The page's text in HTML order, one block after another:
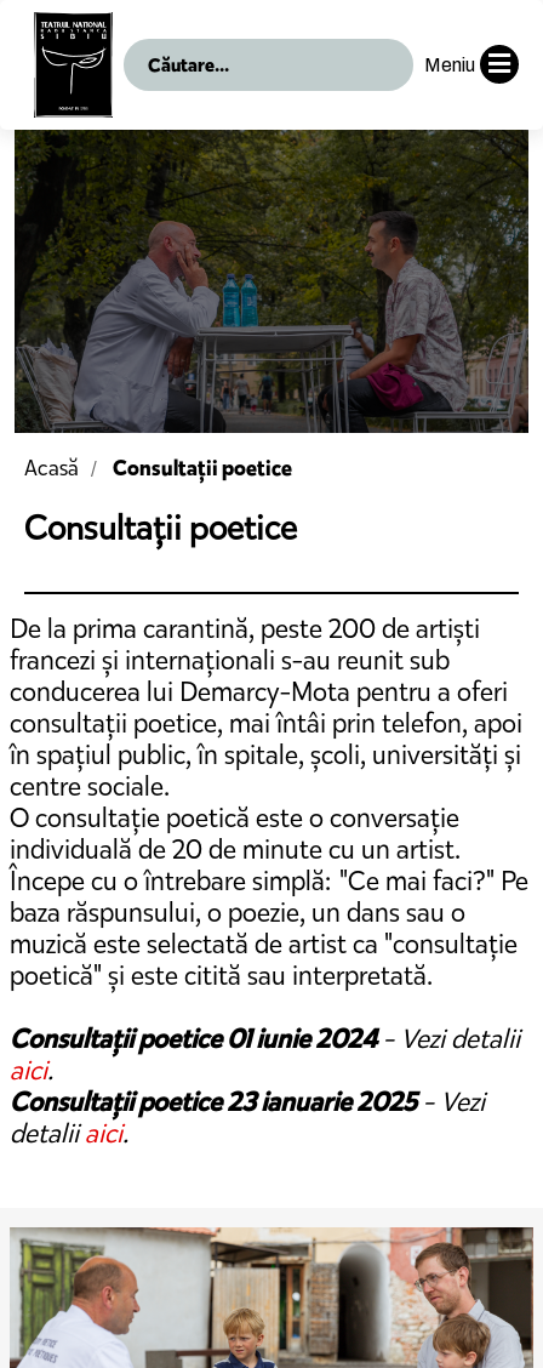
Meniu
Acasă Consultații poetice
Consultații poetice
De la prima carantină, peste 200 de artiști
francezi și internaționali s-au reunit sub
conducerea lui Demarcy-Mota pentru a oferi
consultații poetice, mai întâi prin telefon, apoi
în spațiul public, în spitale, școli, universități și
centre sociale.
O consultație poetică este o conversație
individuală de 20 de minute cu un artist.
Începe cu o întrebare simplă: "Ce mai faci?" Pe
baza răspunsului, o poezie, un dans sau o
muzică este selectată de artist ca "consultație
poetică" și este citită sau interpretată.
Consultații poetice 01 iunie 2024- Vezi detalii
aici.
Consultații poetice 23 ianuarie 2025- Vezi
detaliiaici.